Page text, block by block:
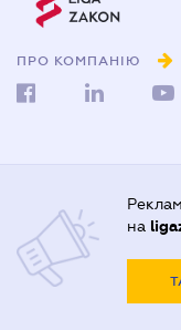
ПРО КОМПАНІЮ
на